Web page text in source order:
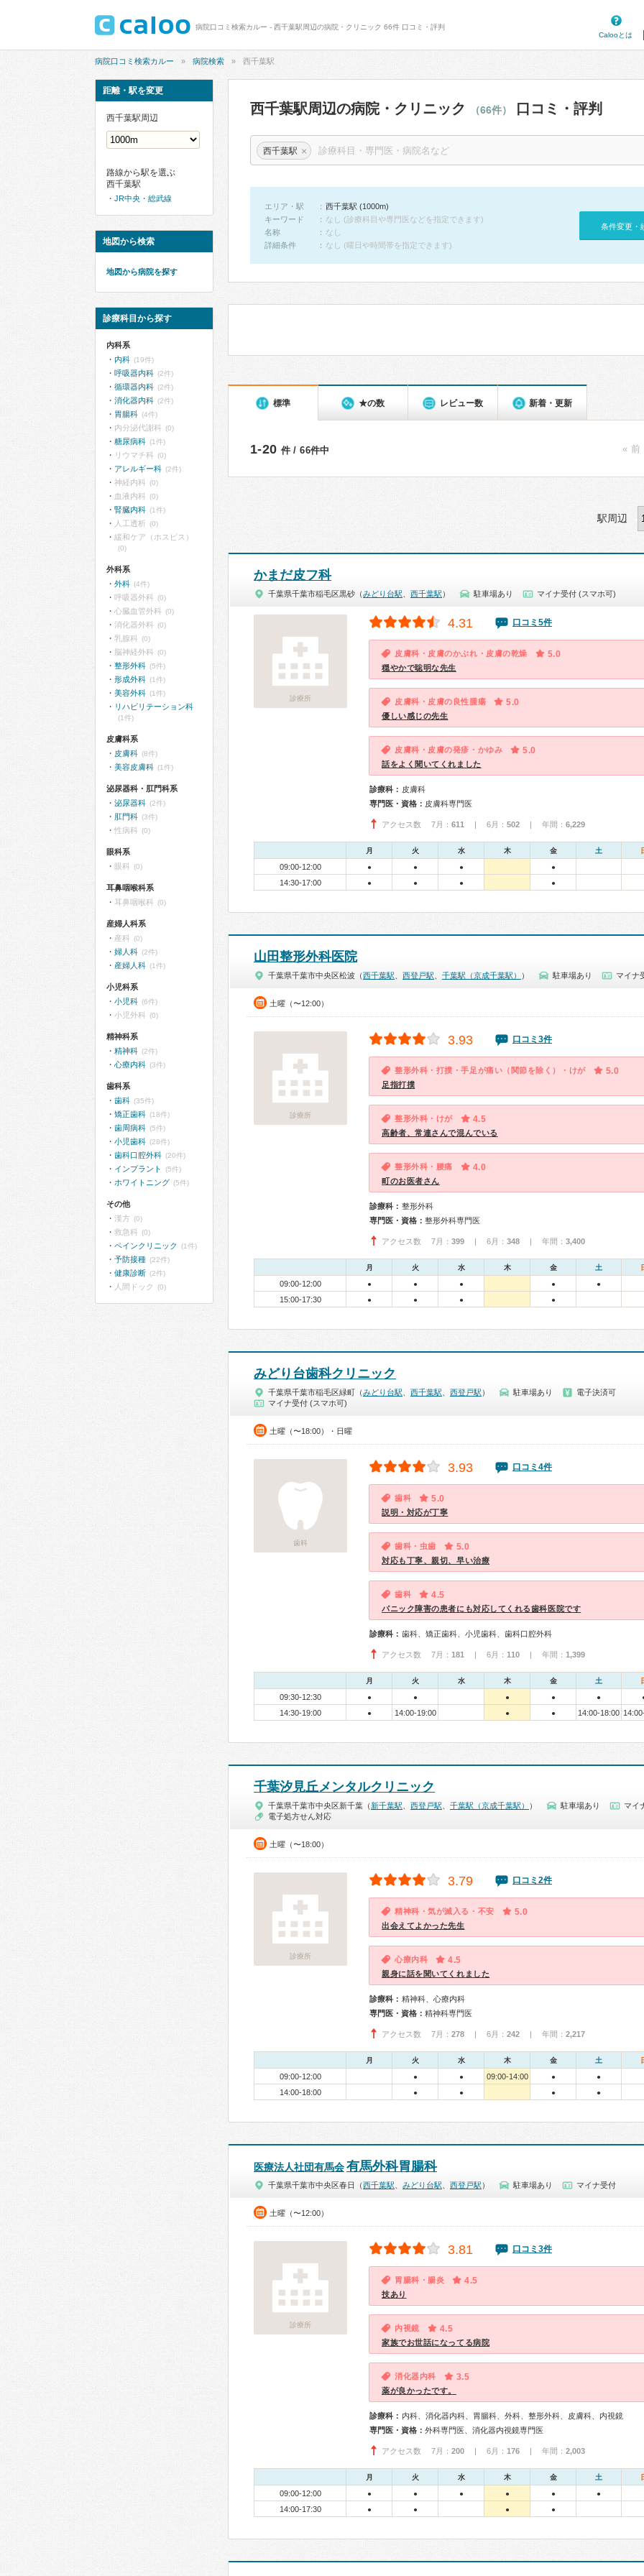
病院口コミ検索カルー - 西千葉駅周辺の病院・クリニック 66件 口コミ・評判
Calooとは
病院口コミ検索カルー 病院検索 西千葉駅
西千葉駅周辺の病院・クリニック （66件） 口コミ・評判
西千葉駅 ×
エリア・駅
西千葉駅 (1000m)
キーワード
なし (診療科目や専門医などを指定できます)
名称
なし
詳細条件
なし (曜日や時間帯を指定できます)
条件変更・
標準 ★の数 レビュー数 新着・更新
1-20 件 / 66件中 « 前
駅周辺
かまだ皮フ科
千葉県千葉市稲毛区黒砂（みどり台駅 西千葉駅 ） 駐車場あり マイナ受付 (スマホ可)
診療所
4.31 口コミ5件
皮膚科・皮膚のかぶれ・皮膚の乾燥 5.0
穏やかで聡明な先生
皮膚科・皮膚の良性腫瘍 5.0
優しい感じの先生
皮膚科・皮膚の発疹・かゆみ 5.0
話をよく聞いてくれました
診療科： 皮膚科
専門医・資格： 皮膚科専門医
アクセス数 7月： 611 | 6月： 502 | 年間： 6,229
月 火 水 木 金 土
09:00-12:00 ● ● ● ●
14:30-17:00 ● ● ● ●
山田整形外科医院
千葉県千葉市中央区松波（西千葉駅 西登戸駅 千葉駅（京成千葉駅） ） 駐車場あり マイナ
土曜（〜12:00）
診療所
3.93 口コミ3件
整形外科・打撲・手足が痛い（関節を除く）・けが 5.0
足指打撲
整形外科・けが 4.5
高齢者、常連さんで混んでいる
整形外科・腰痛 4.0
町のお医者さん
診療科： 整形外科
専門医・資格： 整形外科専門医
アクセス数 7月： 399 | 6月： 348 | 年間： 3,400
月 火 水 木 金 土
09:00-12:00 ● ● ● ● ●
15:00-17:30 ● ● ● ●
みどり台歯科クリニック
千葉県千葉市稲毛区緑町（みどり台駅 西千葉駅 西登戸駅 ） 駐車場あり
電子決済可
マイナ受付 (スマホ可)
土曜（〜18:00）・日曜
歯科
3.93 口コミ4件
歯科 5.0
説明・対応が丁寧
歯科・虫歯 5.0
対応も丁寧、親切、早い治療
歯科 4.5
パニック障害の患者にも対応してくれる歯科医院です
診療科： 歯科、矯正歯科、小児歯科、歯科口腔外科
アクセス数 7月： 181 | 6月： 110 | 年間： 1,399
月 火 水 木 金 土
09:30-12:30 ● ● ● ● ●
14:30-19:00 ● 14:00-19:00 ● ● 14:00-18:00
千葉汐見丘メンタルクリニック
千葉県千葉市中央区新千葉（ 新千葉駅 西登戸駅 千葉駅（京成千葉駅） ） 駐車場あり
マイ
電子処方せん対応
土曜（〜18:00）
診療所
3.79 口コミ2件
精神科・気が滅入る・不安 5.0
出会えてよかった先生
心療内科 4.5
親身に話を聞いてくれました
診療科： 精神科、心療内科
専門医・資格： 精神科専門医
アクセス数 7月： 278 | 6月： 242 | 年間： 2,217
月 火 水 木 金 土
09:00-12:00 ● ● 09:00-14:00 ● ●
14:00-18:00 ● ● ● ●
医療法人社団有馬会有馬外科胃腸科
千葉県千葉市中央区春日（西千葉駅 みどり台駅 西登戸駅 ） 駐車場あり マイナ受付
土曜（〜12:00）
診療所
3.81 口コミ3件
胃腸科・腸炎 4.5
技あり
内視鏡 4.5
家族でお世話になってる病院
消化器内科 3.5
薬が良かったです。
診療科： 内科、消化器内科、胃腸科、外科、整形外科、皮膚科、内視鏡
専門医・資格： 外科専門医、消化器内視鏡専門医
アクセス数 7月： 200 | 6月： 176 | 年間： 2,003
月 火 水 木 金 土
09:00-12:00 ● ● ● ● ● ●
14:00-17:30 ● ● ● ●
距離・駅を変更
西千葉駅周辺
路線から駅を選ぶ
西千葉駅
JR中央・総武線
地図から検索
地図から病院を探す
診療科目から探す
内科系
内科 (19件)
呼吸器内科 (2件)
循環器内科 (2件)
消化器内科 (2件)
胃腸科 (4件)
内分泌代謝科 (0)
糖尿病科 (1件)
リウマチ科 (0)
アレルギー科 (2件)
神経内科 (0)
血液内科 (0)
腎臓内科 (1件)
人工透析 (0)
緩和ケア（ホスピス）
(0)
外科系
外科 (4件)
呼吸器外科 (0)
心臓血管外科 (0)
消化器外科 (0)
乳腺科 (0)
脳神経外科 (0)
整形外科 (5件)
形成外科 (1件)
美容外科 (1件)
リハビリテーション科
(1件)
皮膚科系
皮膚科 (8件)
美容皮膚科 (1件)
泌尿器科・肛門科系
泌尿器科 (2件)
肛門科 (3件)
性病科 (0)
眼科系
眼科 (0)
耳鼻咽喉科系
耳鼻咽喉科 (0)
産婦人科系
産科 (0)
婦人科 (2件)
産婦人科 (1件)
小児科系
小児科 (6件)
小児外科 (0)
精神科系
精神科 (2件)
心療内科 (3件)
歯科系
歯科 (35件)
矯正歯科 (18件)
歯周病科 (5件)
小児歯科 (28件)
歯科口腔外科 (20件)
インプラント (5件)
ホワイトニング (5件)
その他
漢方 (0)
救急科 (0)
ペインクリニック (1件)
予防接種 (22件)
健康診断 (2件)
人間ドック (0)